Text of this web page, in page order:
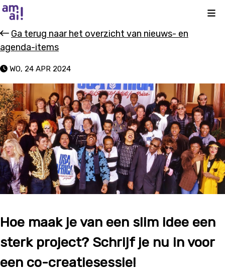
Ga terug naar het overzicht van nieuws- en
agenda-items
WO, 24 APR 2024
Hoe maak je van een slim idee een
sterk project? Schrijf je nu in voor
een co-creatiesessie!